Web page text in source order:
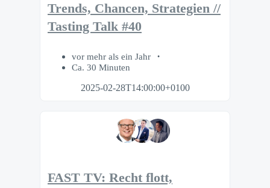
Trends, Chancen, Strategien //
Tasting Talk #40
vor mehr als ein Jahr
Ca. 30 Minuten
2025-02-28T14:00:00+0100
FAST TV: Recht flott,